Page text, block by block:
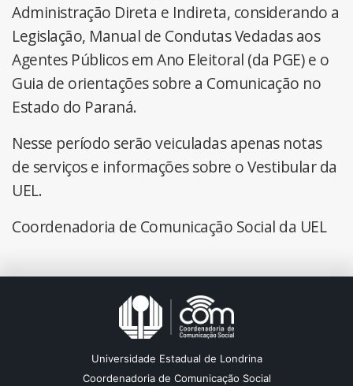
Administração Direta e Indireta, considerando a
Legislação, Manual de Condutas Vedadas aos
Agentes Públicos em Ano Eleitoral (da PGE) e o
Guia de orientações sobre a Comunicação no
Estado do Paraná.
Nesse período serão veiculadas apenas notas
de serviços e informações sobre o Vestibular da
UEL.
Coordenadoria de Comunicação Social da UEL
Universidade Estadual de Londrina
Coordenadoria de Comunicação Social